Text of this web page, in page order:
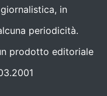
in
periodicità.
prodotto editoriale